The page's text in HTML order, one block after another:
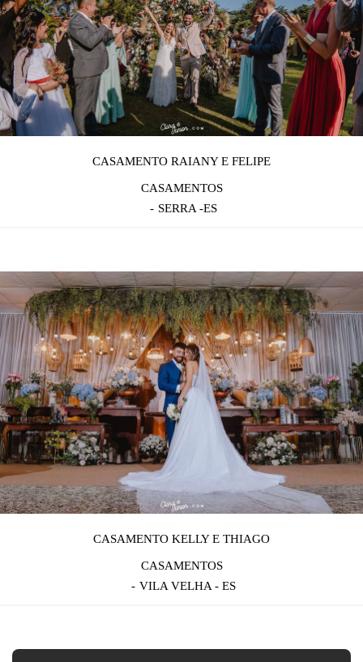
CASAMENTO RAIANY E FELIPE
CASAMENTOS
SERRA -ES
CASAMENTO KELLY E THIAGO
CASAMENTOS
VILA VELHA - ES